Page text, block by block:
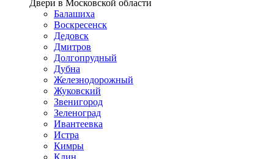
Двери в Московской области
Балашиха
Воскресенск
Дедовск
Дмитров
Долгопрудный
Дубна
Железнодорожный
Жуковский
Звенигород
Зеленоград
Ивантеевка
Истра
Кимры